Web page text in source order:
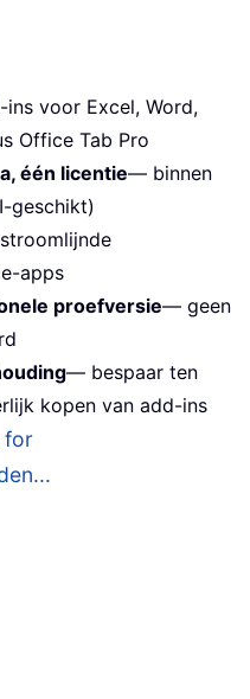
voor Excel, Word,
Office Tab Pro
één licentie— binnen
geschikt)
apps
proefversie— geen
— bespaar ten
kopen van add-ins
for